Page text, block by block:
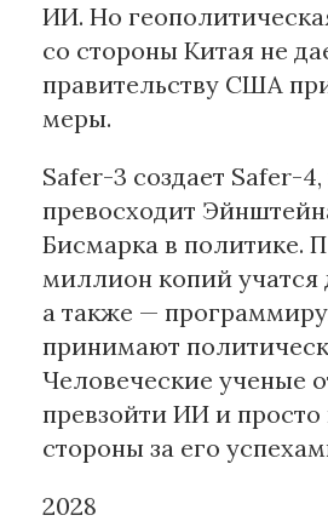
ИИ. Но
со стороны Китая не
правительству США
меры.
Safer-3 создает Safer-
превосходит
Бисмарка в политике.
миллион копий учатся
а также —
принимают
Человеческие ученые
превзойти ИИ и
стороны за его
2028